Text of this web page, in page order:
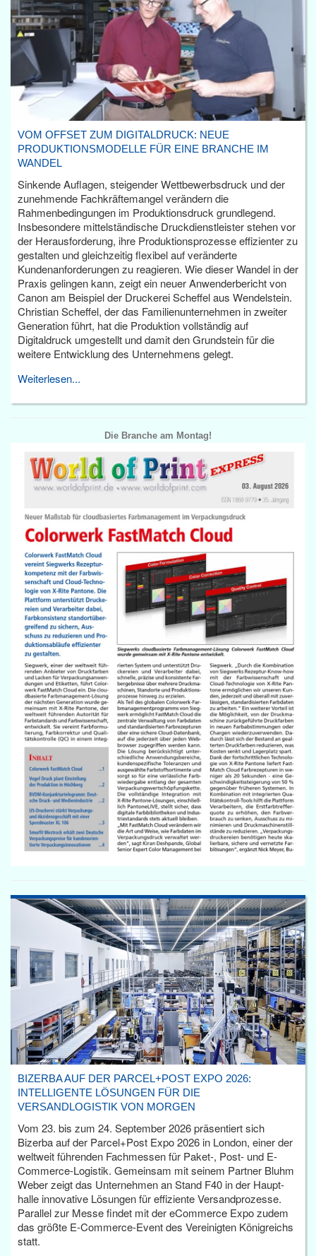
VOM OFFSET ZUM DIGITALDRUCK: NEUE
PRODUKTIONSMODELLE FÜR EINE BRANCHE IM
WANDEL
Sinkende Auflagen, steigender Wettbewerbsdruck und der
zunehmende Fachkräftemangel verändern die
Rahmenbedingungen im Produktionsdruck grundlegend.
Insbesondere mittelständische Druckdienstleister stehen vor
der Herausforderung, ihre Produktionsprozesse effizienter zu
gestalten und gleichzeitig flexibel auf veränderte
Kundenanforderungen zu reagieren. Wie dieser Wandel in der
Praxis gelingen kann, zeigt ein neuer Anwenderbericht von
Canon am Beispiel der Druckerei Scheffel aus Wendelstein.
Christian Scheffel, der das Familienunternehmen in zweiter
Generation führt, hat die Produktion vollständig auf
Digitaldruck umgestellt und damit den Grundstein für die
weitere Entwicklung des Unternehmens gelegt.
Weiterlesen...
Die Branche am Montag!
BIZERBA AUF DER PARCEL+POST EXPO 2026:
INTELLIGENTE LÖSUNGEN FÜR DIE
VERSANDLOGISTIK VON MORGEN
Vom 23. bis zum 24. September 2026 präsentiert sich
Bizerba auf der Parcel+Post Expo 2026 in London, einer der
weltweit führenden Fachmessen für Paket-, Post- und E-
Commerce-Logistik. Gemeinsam mit seinem Partner Bluhm
Weber zeigt das Unternehmen an Stand F40 in der Haupt­
halle innovative Lösungen für effiziente Versandprozesse.
Parallel zur Messe findet mit der eCommerce Expo zudem
das größte E-Commerce-Event des Vereinigten Königreichs
statt.